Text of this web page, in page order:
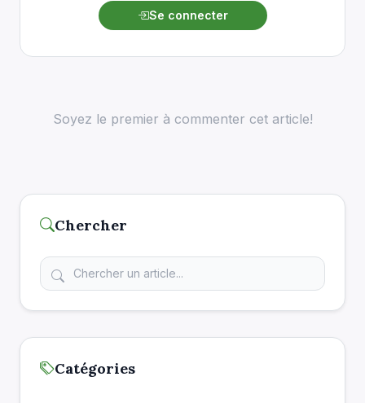
Se connecter
Soyez le premier à commenter cet article!
Chercher
Catégories